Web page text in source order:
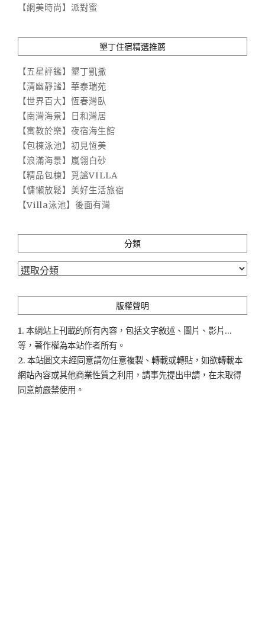
【網美時尚】派對蜜
墾丁住宿精選推薦
【五星評鑑】墾丁凱撒
【清幽靜謐】華泰瑞苑
【世界百大】恆春灣臥
【南灣海景】日和灣居
【寓教於樂】夜宿海生館
【包棟泳池】初見恆美
【浪滿海景】嵐翎白砂
【精品包棟】覓謐VILLA
【慵懶放鬆】美好生活旅宿
【Villa泳池】後面有灣
分類
分
版權聲明
1. 本網站上刊載的所有內容，包括文字敘述、圖片、影片...
等，著作權為本站作者所有。
2. 本站圖文未經同意請勿任意複製、轉載或轉貼，如欲轉載本
網站內容或其他商業性質之利用，請事先提出申請，在未取得
同意前嚴禁使用。